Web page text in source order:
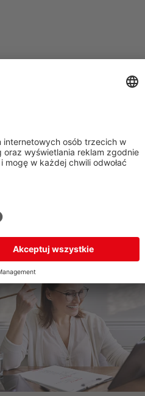
wymarzoną
do planowania